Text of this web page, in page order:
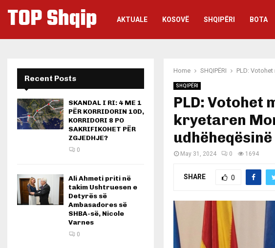
TOP Shqip AKTUALE KOSOVË SHQIPËRI BOTA
Home SHQIPËRI PLD:
SHQIPËRI
PLD: Votohet
kryetaren
udhëheqësinë
May 31, 2024 0 1694
SHARE 0
Recent Posts
SKANDAL I RI: 4 ME 1
PËR KORRIDORIN 10D,
KORRIDORI 8 PO
SAKRIFIKOHET PËR
ZGJEDHJE?
0
Ali Ahmeti priti në
takim Ushtruesen e
Detyrës së
Ambasadores së
SHBA-së, Nicole
Varnes
0